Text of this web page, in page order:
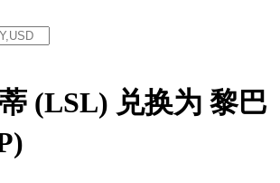
(LSL) 兑换为 黎巴